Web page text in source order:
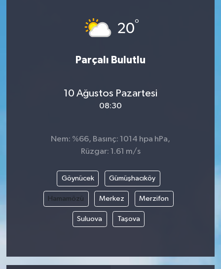
20°
Parçalı Bulutlu
10 Ağustos Pazartesi
08:30
Nem: %66, Basınç: 1014 hpa hPa,
Rüzgar: 1.61 m/s
Göynücek Gümüşhacıköy
Hamamözü Merkez Merzifon
Suluova Taşova
Akhisar Emlak
Etiketler
Yaşam
Teknoloji